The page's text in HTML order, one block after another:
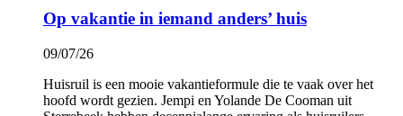
Op vakantie in iemand anders’ huis
09/07/26
Huisruil is een mooie vakantieformule die te vaak over het
hoofd wordt gezien. Jempi en Yolande De Cooman uit